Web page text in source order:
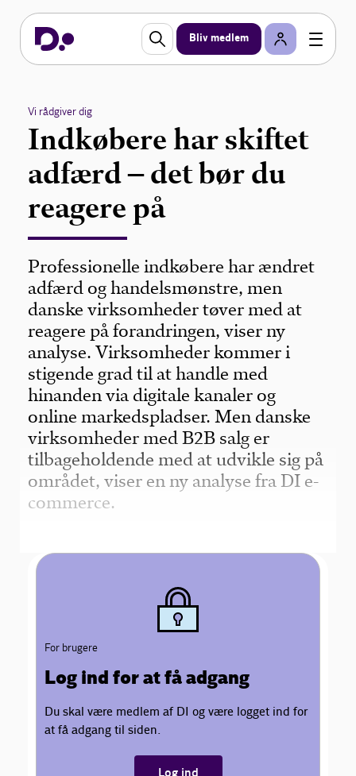
Bliv medlem
Vi rådgiver dig
Indkøbere har skiftet
adfærd – det bør du
reagere på
Professionelle indkøbere har ændret
adfærd og handelsmønstre, men
danske virksomheder tøver med at
reagere på forandringen, viser ny
analyse. Virksomheder kommer i
stigende grad til at handle med
hinanden via digitale kanaler og
online markedspladser. Men danske
virksomheder med B2B salg er
tilbageholdende med at udvikle sig på
området, viser en ny analyse fra DI e-
commerce.
For brugere
Log ind for at få adgang
Du skal være medlem af DI og være logget ind for
at få adgang til siden.
Log ind